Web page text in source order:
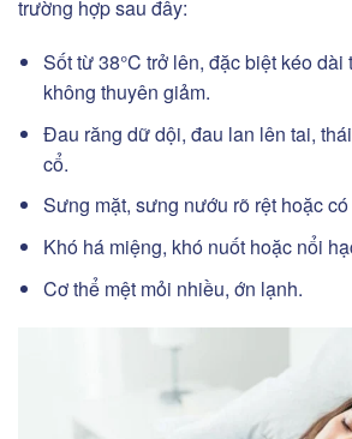
trường hợp sau đây:
Sốt từ 38°C trở lên, đặc biệt kéo dài
không thuyên giảm.
Đau răng dữ dội, đau lan lên tai,
cổ.
Sưng mặt, sưng nướu rõ rệt hoặc
Khó há miệng, khó nuốt hoặc nổi
Cơ thể mệt mỏi nhiều, ớn lạnh.